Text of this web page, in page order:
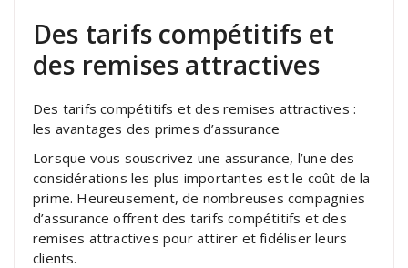
Des tarifs compétitifs et
des remises attractives
Des tarifs compétitifs et des remises attractives :
les avantages des primes d’assurance
Lorsque vous souscrivez une assurance, l’une des
considérations les plus importantes est le coût de la
prime. Heureusement, de nombreuses compagnies
d’assurance offrent des tarifs compétitifs et des
remises attractives pour attirer et fidéliser leurs
clients.